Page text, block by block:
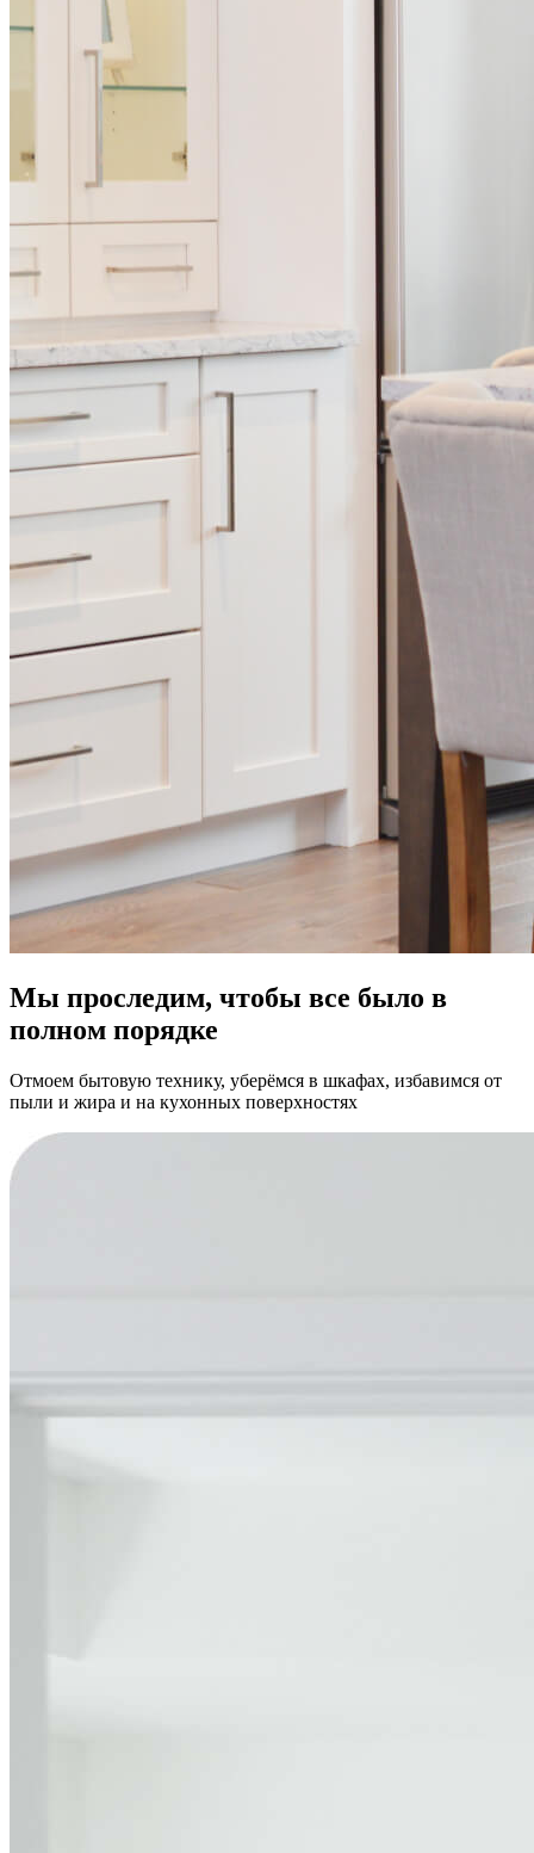
Мы проследим, чтобы все было в
полном порядке
Отмоем бытовую технику, уберёмся в шкафах, избавимся от
пыли и жира и на кухонных поверхностях